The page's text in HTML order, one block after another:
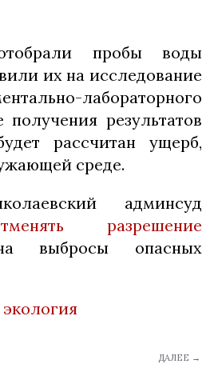
пробы воды
их на исследование
лабораторного
результатов
рассчитан ущерб,
среде.
админсуд
разрешение
выбросы опасных
экология
ДАЛЕЕ →